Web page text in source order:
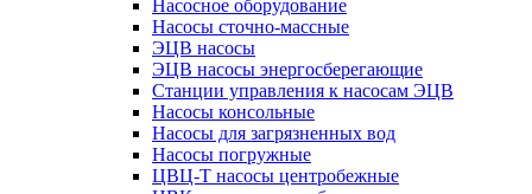
Насосное оборудование
Насосы сточно-массные
ЭЦВ насосы
ЭЦВ насосы энергосберегающие
Станции управления к насосам ЭЦВ
Насосы консольные
Насосы для загрязненных вод
Насосы погружные
ЦВЦ-Т насосы центробежные